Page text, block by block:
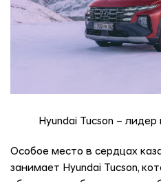
Hyundai Tucson –
Особое место в сердцах
занимает Hyundai Tucson,